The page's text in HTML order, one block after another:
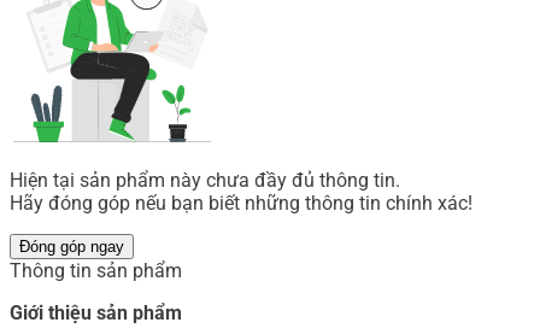
Hiện tại sản phẩm này chưa đầy đủ thông tin.
Hãy đóng góp nếu bạn biết những thông tin chính xác!
Đóng góp ngay
Thông tin sản phẩm
Giới thiệu sản phẩm